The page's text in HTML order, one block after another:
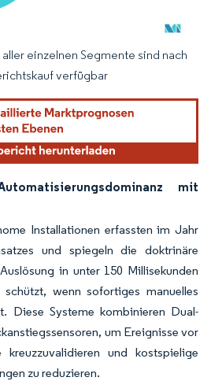
erfordert Namensnennung
einzelnen Segmente sind nach
verfügbar
mit
Installationen erfassten im Jahr
und spiegeln die doktrinäre
in unter 150 Millisekunden
wenn sofortiges manuelles
Diese Systeme kombinieren Dual-
um Ereignisse vor
und kostspielige
zu reduzieren.